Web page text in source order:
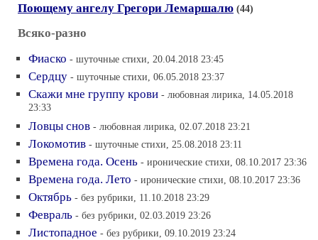
Поющему ангелу Грегори Лемаршалю (44)
Всяко-разно
Фиаско - шуточные стихи, 20.04.2018 23:45
Сердцу - шуточные стихи, 06.05.2018 23:37
Скажи мне группу крови - любовная лирика, 14.05.2018
23:33
Ловцы снов - любовная лирика, 02.07.2018 23:21
Локомотив - шуточные стихи, 25.08.2018 23:11
Времена года. Осень - иронические стихи, 08.10.2017 23:36
Времена года. Лето - иронические стихи, 08.10.2017 23:36
Октябрь - без рубрики, 11.10.2018 23:29
Февраль - без рубрики, 02.03.2019 23:26
Листопадное - без рубрики, 09.10.2019 23:24